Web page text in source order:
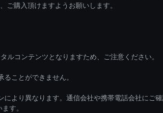
購入頂けますようお願いします。
ルコンテンツとなりますため、ご注意ください。
ことができません。
より異なります。通信会社や携帯電話会社にご
す。